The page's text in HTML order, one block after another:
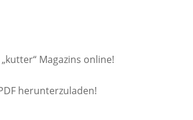
Magazins online!
herunterzuladen!